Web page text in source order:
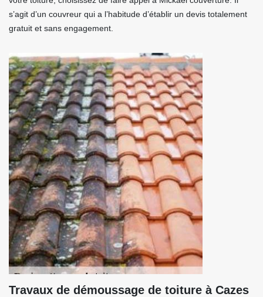
s’agit d’un couvreur qui a l’habitude d’établir un devis totalement
gratuit et sans engagement.
Travaux de démoussage de toiture à Cazes